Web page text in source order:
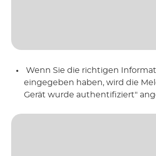
Wenn Sie die richtigen Informationen
eingegeben haben, wird die
Gerät wurde authentifiziert"